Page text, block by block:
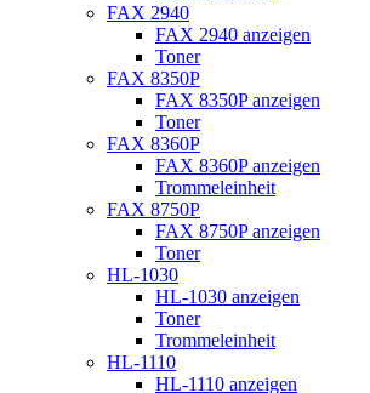
FAX 2940
FAX 2940 anzeigen
Toner
FAX 8350P
FAX 8350P anzeigen
Toner
FAX 8360P
FAX 8360P anzeigen
Trommeleinheit
FAX 8750P
FAX 8750P anzeigen
Toner
HL-1030
HL-1030 anzeigen
Toner
Trommeleinheit
HL-1110
HL-1110 anzeigen